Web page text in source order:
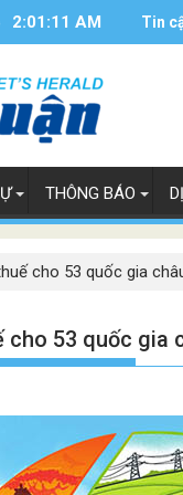
2:01:12 AM Tin
THÔNG BÁO
cho 53 quốc gia
cho 53 quốc gia